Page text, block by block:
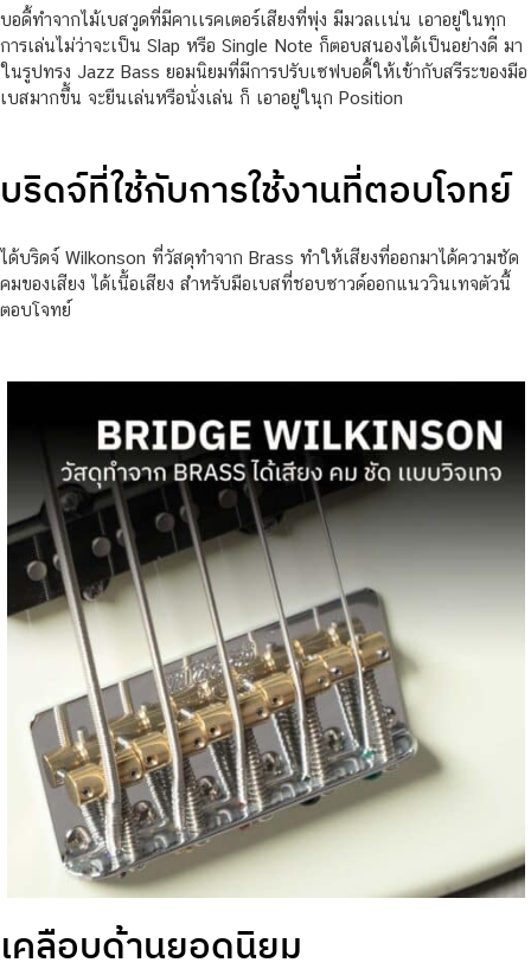
บอดี้ทำจากไม้เบสวูดที่มีคาเเรคเตอร์เสียงที่พุ่ง มีมวลเเน่น เอาอยู่ในทุก
การเล่นไม่ว่าจะเป็น Slap หรือ Single Note ก็ตอบสนองได้เป็นอย่างดี มา
ในรูปทรง Jazz Bass ยอมนิยมที่มีการปรับเซฟบอดี้ให้เข้ากับสรีระของมือ
เบสมากขึ้น จะยืนเล่นหรือนั่งเล่น ก็ เอาอยู่ในุก Position
บริดจ์ที่ใช้กับการใช้งานที่ตอบโจทย์
ได้บริดจ์ Wilkonson ที่วัสดุทำจาก Brass ทำให้เสียงที่ออกมาได้ความชัด
คมของเสียง ได้เนื้อเสียง สำหรับมือเบสที่ชอบซาวด์ออกแนววินเทจตัวนี้
ตอบโจทย์
เคลือบด้านยอดนิยม